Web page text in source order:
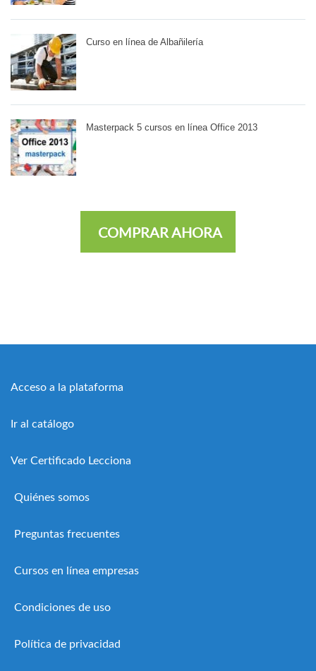
Curso en línea de Albañilería
Masterpack 5 cursos en línea Office 2013
COMPRAR AHORA
Acceso a la plataforma
Ir al catálogo
Ver Certificado Lecciona
Quiénes somos
Preguntas frecuentes
Cursos en línea empresas
Condiciones de uso
Política de privacidad